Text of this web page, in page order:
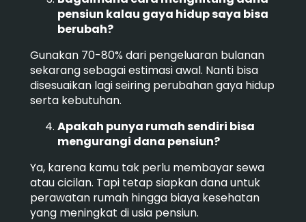
pensiun kalau gaya hidup saya bisa
berubah?
Gunakan 70-80% dari pengeluaran bulanan
sekarang sebagai estimasi awal. Nanti bisa
disesuaikan lagi seiring perubahan gaya hidup
serta kebutuhan.
Apakah punya rumah sendiri bisa
mengurangi dana pensiun?
Ya, karena kamu tak perlu membayar sewa
atau cicilan. Tapi tetap siapkan dana untuk
perawatan rumah hingga biaya kesehatan
yang meningkat di usia pensiun.